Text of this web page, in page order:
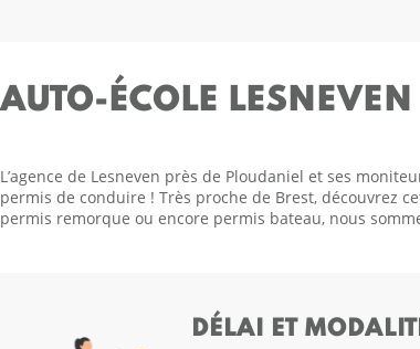
AUTO-ÉCOLE LESNEVEN
L’agence de Lesneven près de Ploudaniel et ses
permis de conduire ! Très proche de Brest, découvrez
permis remorque ou encore permis bateau, nous
DÉLAI ET